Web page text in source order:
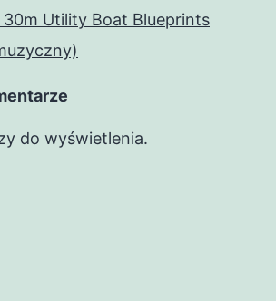
Utility Boat Blueprints
do wyświetlenia.